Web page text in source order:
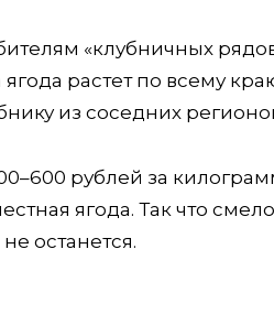
«клубничных
растет по всему
из соседних
рублей за
ягода. Так что
останется.